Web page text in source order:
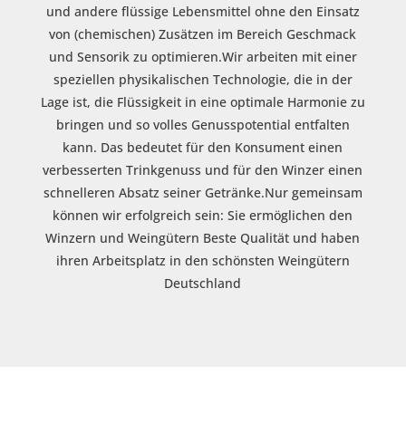
und andere flüssige Lebensmittel ohne den Einsatz
von (chemischen) Zusätzen im Bereich Geschmack
und Sensorik zu optimieren.Wir arbeiten mit einer
speziellen physikalischen Technologie, die in der
Lage ist, die Flüssigkeit in eine optimale Harmonie zu
bringen und so volles Genusspotential entfalten
kann. Das bedeutet für den Konsument einen
verbesserten Trinkgenuss und für den Winzer einen
schnelleren Absatz seiner Getränke.Nur gemeinsam
können wir erfolgreich sein: Sie ermöglichen den
Winzern und Weingütern Beste Qualität und haben
ihren Arbeitsplatz in den schönsten Weingütern
Deutschland